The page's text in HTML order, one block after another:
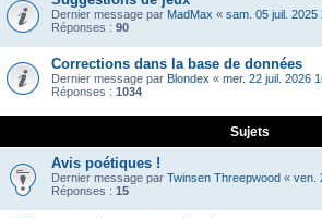
Dernier message par MadMax « sam. 05 juil. 2025
Réponses : 90
Corrections dans la base de données
Dernier message par Blondex « mer. 22 juil. 2026
Réponses : 1034
Sujets
Avis poétiques !
Dernier message par Twinsen Threepwood « ven.
Réponses : 15